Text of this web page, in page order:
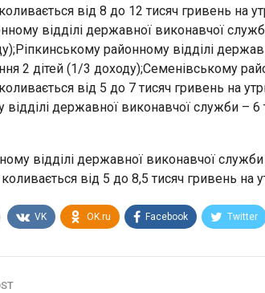
від 8 до 12 тисяч гривень на
відділі державної виконавчої
районному відділі
2 дітей (1/3 доходу);Семенівському
від 5 до 7 тисяч гривень на
відділі державної виконавчої служби – 6
відділі державної виконавчої
від 5 до 8,5 тисяч гривень на
VK OK.ru Facebook Twitter